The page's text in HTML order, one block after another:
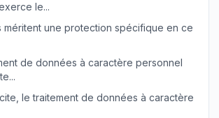
le...
méritent une protection spécifique en ce
de données à caractère personnel
le traitement de données à caractère